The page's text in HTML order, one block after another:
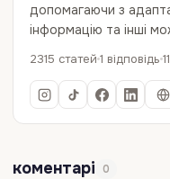
допомагаючи з
інформацію та інші
2315 статей 1 відповідь
коментарі 0